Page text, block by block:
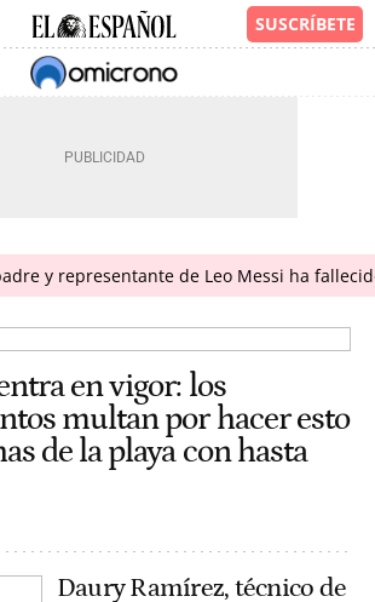
y representante de Leo Messi ha
en vigor: los
multan por hacer esto
de la playa con hasta
Daury Ramírez, técnico de